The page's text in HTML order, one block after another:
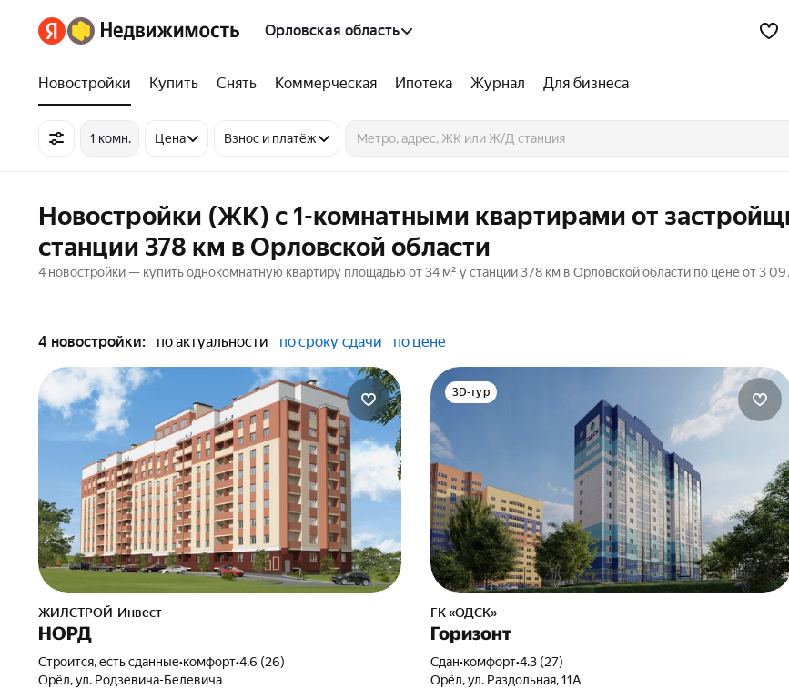
Орловская область
Новостройки Купить Снять Коммерческая Ипотека Журнал Для бизнеса
1 комн. Цена Взнос и платёж
Новостройки (ЖК) с 1-комнатными квартирами от
станции 378 км в Орловской области
4 новостройки — купить однокомнатную квартиру площадью от 34 м² у станции 378 км в Орловской области по цене от 3
4 новостройки: по актуальности по сроку сдачи по цене
ЖИЛСТРОЙ-Инвест
НОРД
Строится, есть сданные•комфорт•4.6 (26)
Орёл, ул. Родзевича-Белевича
3D-тур
ГК «ОДСК»
Горизонт
Сдан•комфорт•4.3 (27)
Орёл, ул. Раздольная, 11А